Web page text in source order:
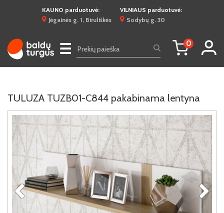
KAUNO parduotuvė:
Jėgainės g. 1, Biruliškės
VILNIAUS parduotuvė:
Sodybų g. 30
☰ 0
TULUZA TUZB01-C844 pakabinama lentyna